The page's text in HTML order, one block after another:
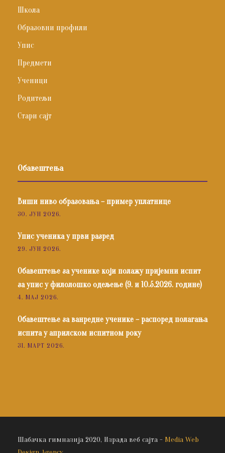
Школа
Образовни профили
Упис
Предмети
Ученици
Родитељи
Стари сајт
Обавештења
Виши ниво образовања – пример уплатнице
30. ЈУН 2026.
Упис ученика у први разред
29. ЈУН 2026.
Обавештење за ученике који полажу пријемни испит
за упис у филолошко одељење (9. и 10.5.2026. године)
4. МАЈ 2026.
Обавештење за ванредне ученике – распоред полагања
испита у априлском испитном року
31. МАРТ 2026.
Шабачка гимназија 2020, Израда веб сајта - Media Web